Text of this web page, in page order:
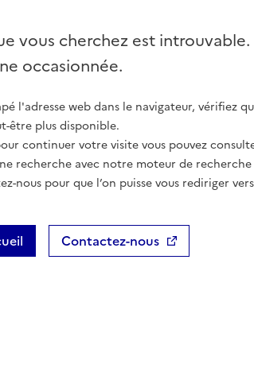
vous cherchez est introuvable.
occasionnée.
l'adresse web dans le navigateur, vérifiez
être plus disponible.
continuer votre visite vous pouvez
recherche avec notre moteur de recherche
nous pour que l’on puisse vous rediriger
Contactez-nous